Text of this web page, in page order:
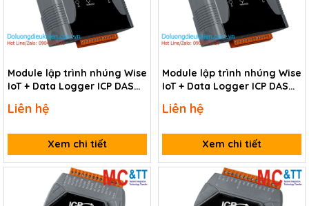
Module lập trình nhúng Wise
IoT + Data Logger ICP DAS
Liên hệ
Xem chi tiết
Module lập trình nhúng Wise
IoT + Data Logger ICP DAS
Liên hệ
Xem chi tiết